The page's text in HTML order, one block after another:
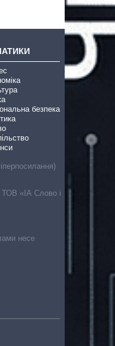
безпека
ТОВ «ІА Слово і
несе